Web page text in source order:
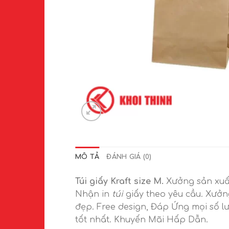
MÔ TẢ ĐÁNH GIÁ (0)
Túi giấy Kraft size M. Xưởng sản
Nhận in túigiấy theo yêu cầu.
đẹp. Free design, Đáp Ứng mọi số
tốt nhất. Khuyến Mãi Hấp Dẫn.